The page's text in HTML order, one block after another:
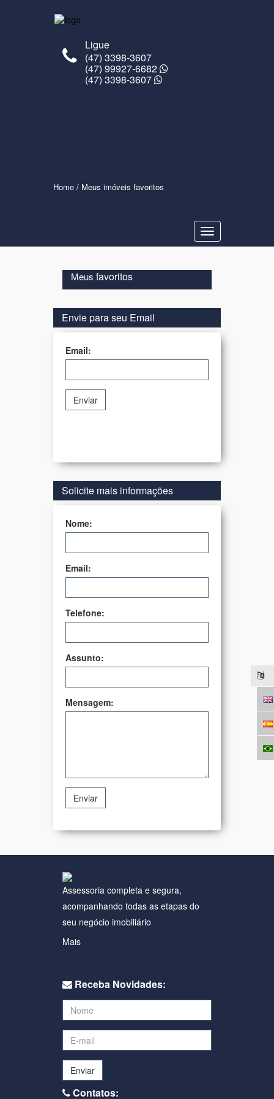
Ligue
(47) 3398-3607
(47) 99927-6682
(47) 3398-3607
Home / Meus imóveis favoritos
Navegaçåo
Meus favoritos
Envie para seu Email
Email:
Enviar
Solicite mais informações
Nome:
Email:
Telefone:
Assunto:
Mensagem:
Enviar
Assessoria completa e segura,
acompanhando todas as etapas do
seu negócio imobiliário
Mais
Receba Novidades:
Enviar
Contatos: